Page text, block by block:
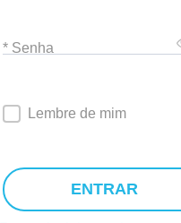
* Senha
Lembre de mim
ENTRAR